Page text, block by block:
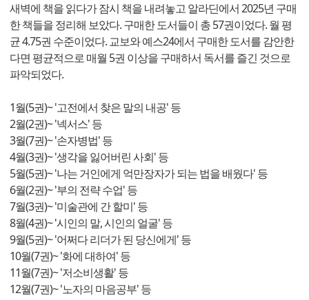
새벽에 책을 읽다가 잠시 책을 내려놓고 알라딘에서 2025년 구매
한 책들을 정리해 보았다. 구매한 도서들이 총 57권이었다. 월 평
균 4.75권 수준이었다. 교보와 예스24에서 구매한 도서를 감안한
다면 평균적으로 매월 5권 이상을 구매하서 독서를 즐긴 것으로
파악되었다.
1월(5권)~ '고전에서 찾은 말의 내공' 등
2월(2권)~ '넥서스' 등
3월(7권)~ '손자병법' 등
4월(3권)~ '생각을 잃어버린 사회' 등
5월(5권)~ '나는 거인에게 억만장자가 되는 법을 배웠다' 등
6월(2권)~ '부의 전략 수업' 등
7월(3권)~ '미술관에 간 할미' 등
8월(4권)~ '시인의 말, 시인의 얼굴' 등
9월(5권)~ '어쩌다 리더가 된 당신에게' 등
10월(7권)~ '화에 대하여' 등
11월(7권)~ '저소비생활' 등
12월(7권)~ '노자의 마음공부' 등